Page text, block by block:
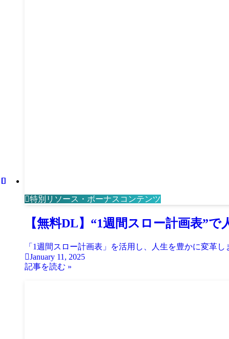
特別リソース・ボーナスコンテンツ
【無料DL】“1週間スロー計画表”
「1週間スロー計画表」を活用し、人生を豊かに変革し
January 11, 2025